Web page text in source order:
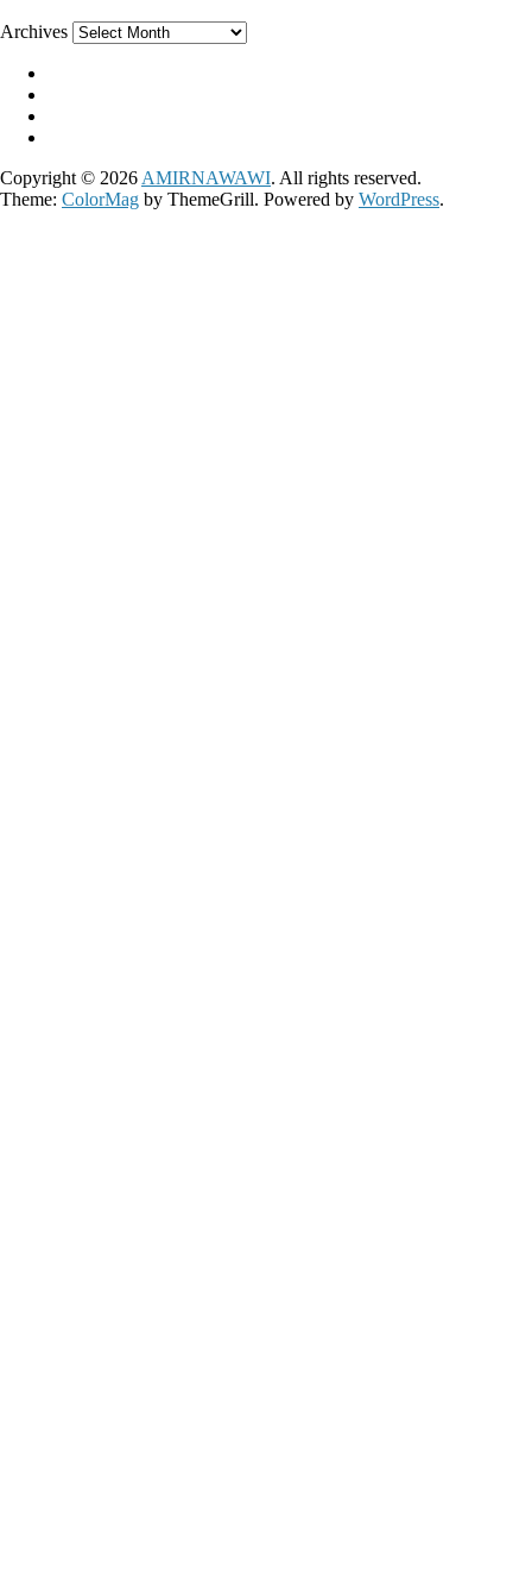
Archives
Copyright © 2026 AMIRNAWAWI. All rights reserved.
Theme: ColorMag by ThemeGrill. Powered by WordPress.